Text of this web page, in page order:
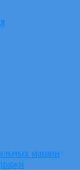
машин